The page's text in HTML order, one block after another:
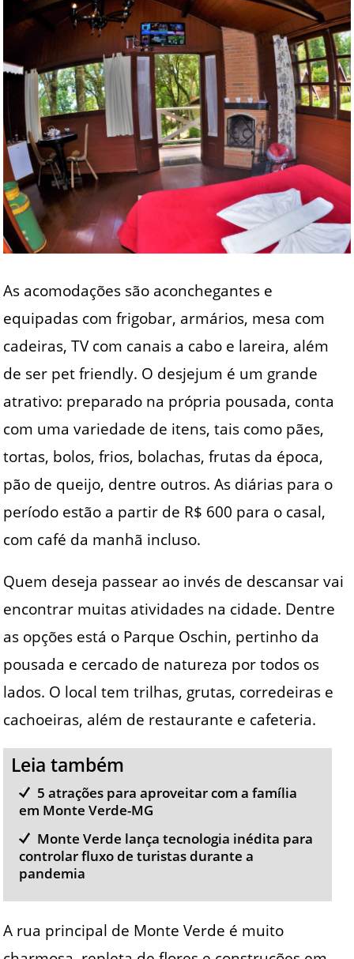
As acomodações são aconchegantes e
equipadas com frigobar, armários, mesa com
cadeiras, TV com canais a cabo e lareira, além
de ser pet friendly. O desjejum é um grande
atrativo: preparado na própria pousada, conta
com uma variedade de itens, tais como pães,
tortas, bolos, frios, bolachas, frutas da época,
pão de queijo, dentre outros. As diárias para o
período estão a partir de R$ 600 para o casal,
com café da manhã incluso.
Quem deseja passear ao invés de descansar vai
encontrar muitas atividades na cidade. Dentre
as opções está o Parque Oschin, pertinho da
pousada e cercado de natureza por todos os
lados. O local tem trilhas, grutas, corredeiras e
cachoeiras, além de restaurante e cafeteria.
Leia também
5 atrações para aproveitar com a família
em Monte Verde-MG
Monte Verde lança tecnologia inédita para
controlar fluxo de turistas durante a
pandemia
A rua principal de Monte Verde é muito